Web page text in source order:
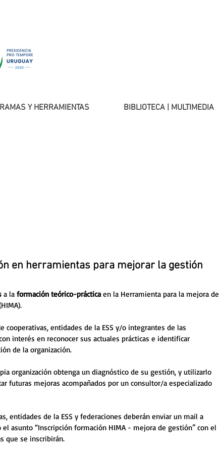
Y HERRAMIENTAS BIBLIOTECA | MULTIMEDIA
en herramientas para mejorar la gestión
a la formación teórico-práctica en la Herramienta para la mejora de
cooperativas, entidades de la ESS y/o integrantes de las
interés en reconocer sus actuales prácticas e identificar
de la organización.
organización obtenga un diagnóstico de su gestión, y utilizarlo
futuras mejoras acompañados por un consultor/a especializado
entidades de la ESS y federaciones deberán enviar un mail a
el asunto “Inscripción formación HIMA - mejora de gestión” con el
que se inscribirán.